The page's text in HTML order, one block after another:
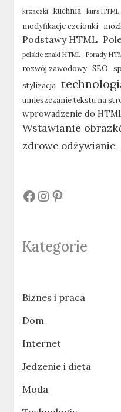
krzaczki kuchnia kurs HTML
modyfikacje czcionki
Podstawy HTML
polskie znaki HTML Porady
rozwój zawodowy SEO
stylizacja
umieszczanie tekstu na
wprowadzenie do
Wstawianie
zdrowe odżywianie
# # #
Kategorie
Biznes i praca
Dom
Internet
Jedzenie i dieta
Moda